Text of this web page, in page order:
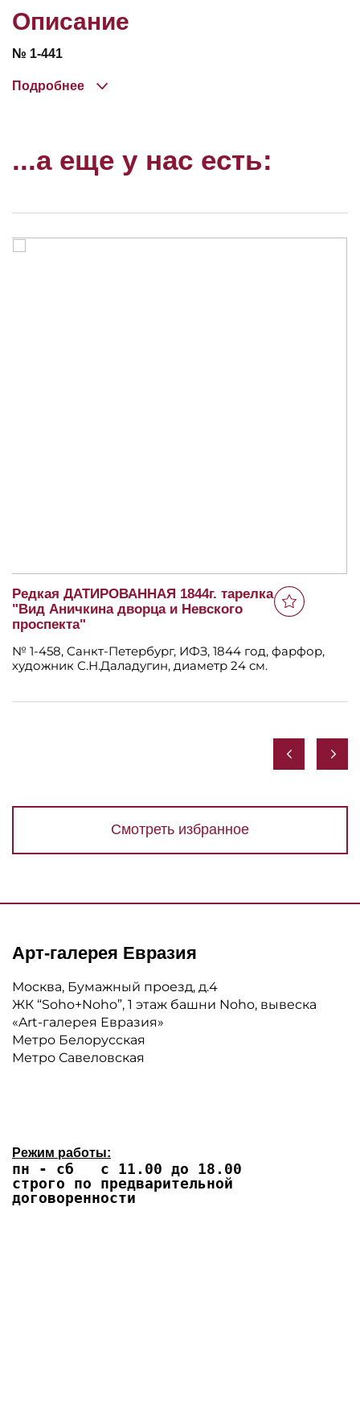
Описание
№ 1-441
Подробнее
...а еще у нас есть:
Редкая ДАТИРОВАННАЯ 1844г. тарелка
"Вид Аничкина дворца и Невского
проспекта"
№ 1-458, Санкт-Петербург, ИФЗ, 1844 год, фарфор,
художник С.Н.Даладугин, диаметр 24 см.
Смотреть избранное
Арт-галерея Евразия
Москва, Бумажный проезд, д.4
ЖК “Soho+Noho”, 1 этаж башни Noho, вывеска
«Art-галерея Евразия»
Метро Белорусская
Метро Савеловская
Режим работы:
пн - сб с 11.00 до 18.00
строго по предварительной
договоренности